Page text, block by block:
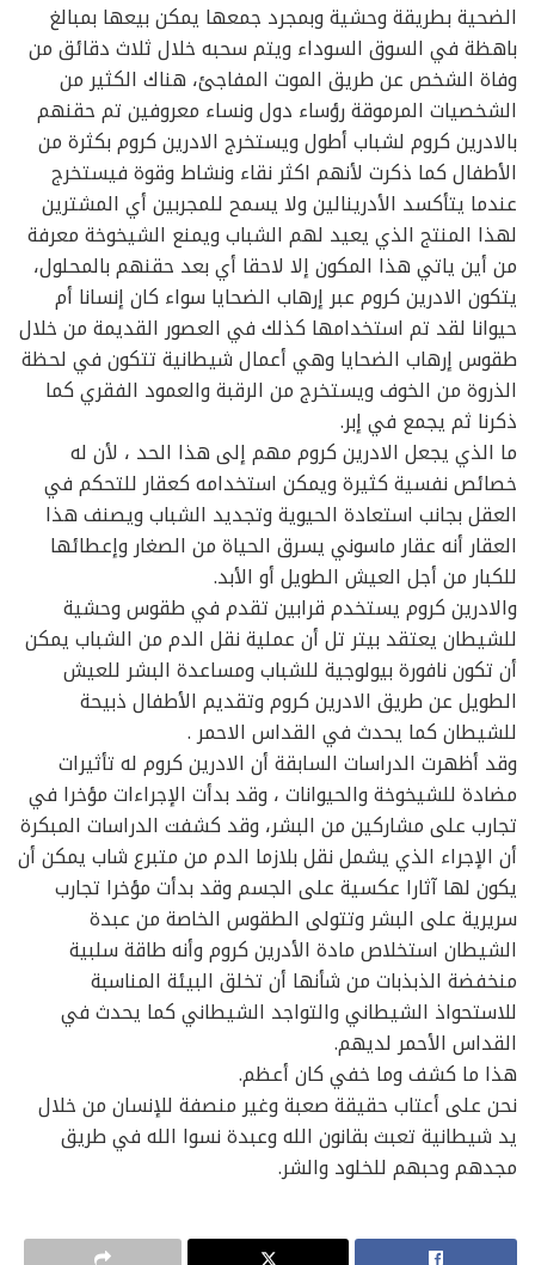
الضحية بطريقة وحشية وبمجرد جمعها يمكن بيعها بمبالغ
باهظة في السوق السوداء ويتم سحبه خلال ثلاث دقائق من
وفاة الشخص عن طريق الموت المفاجئ، هناك الكثير من
الشخصيات المرموقة رؤساء دول ونساء معروفين تم حقنهم
بالادرين كروم لشباب أطول ويستخرج الادرين كروم بكثرة من
الأطفال كما ذكرت لأنهم اكثر نقاء ونشاط وقوة فيستخرج
عندما يتأكسد الأدرينالين ولا يسمح للمجربين أي المشترين
لهذا المنتج الذي يعيد لهم الشباب ويمنع الشيخوخة معرفة
من أين ياتي هذا المكون إلا لاحقا أي بعد حقنهم بالمحلول،
يتكون الادرين كروم عبر إرهاب الضحايا سواء كان إنسانا أم
حيوانا لقد تم استخدامها كذلك في العصور القديمة من خلال
طقوس إرهاب الضحايا وهي أعمال شيطانية تتكون في لحظة
الذروة من الخوف ويستخرج من الرقبة والعمود الفقري كما
ذكرنا ثم يجمع في إبر.
ما الذي يجعل الادرين كروم مهم إلى هذا الحد ، لأن له
خصائص نفسية كثيرة ويمكن استخدامه كعقار للتحكم في
العقل بجانب استعادة الحيوية وتجديد الشباب ويصنف هذا
العقار أنه عقار ماسوني يسرق الحياة من الصغار وإعطائها
للكبار من أجل العيش الطويل أو الأبد.
والادرين كروم يستخدم قرابين تقدم في طقوس وحشية
للشيطان يعتقد بيتر تل أن عملية نقل الدم من الشباب يمكن
أن تكون نافورة بيولوجية للشباب ومساعدة البشر للعيش
الطويل عن طريق الادرين كروم وتقديم الأطفال ذبيحة
للشيطان كما يحدث في القداس الاحمر .
وقد أظهرت الدراسات السابقة أن الادرين كروم له تأثيرات
مضادة للشيخوخة والحيوانات ، وقد بدأت الإجراءات مؤخرا في
تجارب على مشاركين من البشر، وقد كشفت الدراسات المبكرة
أن الإجراء الذي يشمل نقل بلازما الدم من متبرع شاب يمكن أن
يكون لها آثارا عكسية على الجسم وقد بدأت مؤخرا تجارب
سريرية على البشر وتتولى الطقوس الخاصة من عبدة
الشيطان استخلاص مادة الأدرين كروم وأنه طاقة سلبية
منخفضة الذبذبات من شأنها أن تخلق البيئة المناسبة
للاستحواذ الشيطاني والتواجد الشيطاني كما يحدث في
القداس الأحمر لديهم.
هذا ما كشف وما خفي كان أعظم.
نحن على أعتاب حقيقة صعبة وغير منصفة للإنسان من خلال
يد شيطانية تعبث بقانون الله وعبدة نسوا الله في طريق
مجدهم وحبهم للخلود والشر.